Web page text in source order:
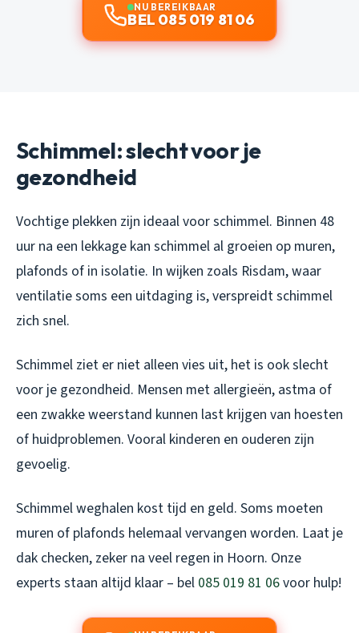
NU BEREIKBAAR
BEL 085 019 81 06
Schimmel: slecht voor je
gezondheid
Vochtige plekken zijn ideaal voor schimmel. Binnen 48
uur na een lekkage kan schimmel al groeien op muren,
plafonds of in isolatie. In wijken zoals Risdam, waar
ventilatie soms een uitdaging is, verspreidt schimmel
zich snel.
Schimmel ziet er niet alleen vies uit, het is ook slecht
voor je gezondheid. Mensen met allergieën, astma of
een zwakke weerstand kunnen last krijgen van hoesten
of huidproblemen. Vooral kinderen en ouderen zijn
gevoelig.
Schimmel weghalen kost tijd en geld. Soms moeten
muren of plafonds helemaal vervangen worden. Laat je
dak checken, zeker na veel regen in Hoorn. Onze
experts staan altijd klaar – bel 085 019 81 06voor hulp!